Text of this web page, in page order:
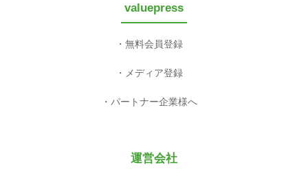
valuepress
無料会員登録
メディア登録
パートナー企業様へ
運営会社